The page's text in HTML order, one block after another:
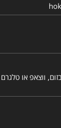
ווצאפ או